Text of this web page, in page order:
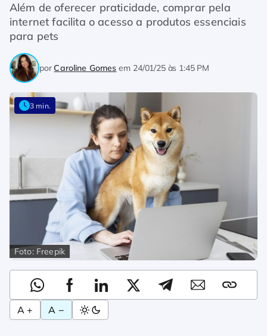
Além de oferecer praticidade, comprar pela
internet facilita o acesso a produtos essenciais
para pets
porCaroline Gomes em 24/01/25 às 1:45 PM
Foto: Freepik
3 min.
A + A −